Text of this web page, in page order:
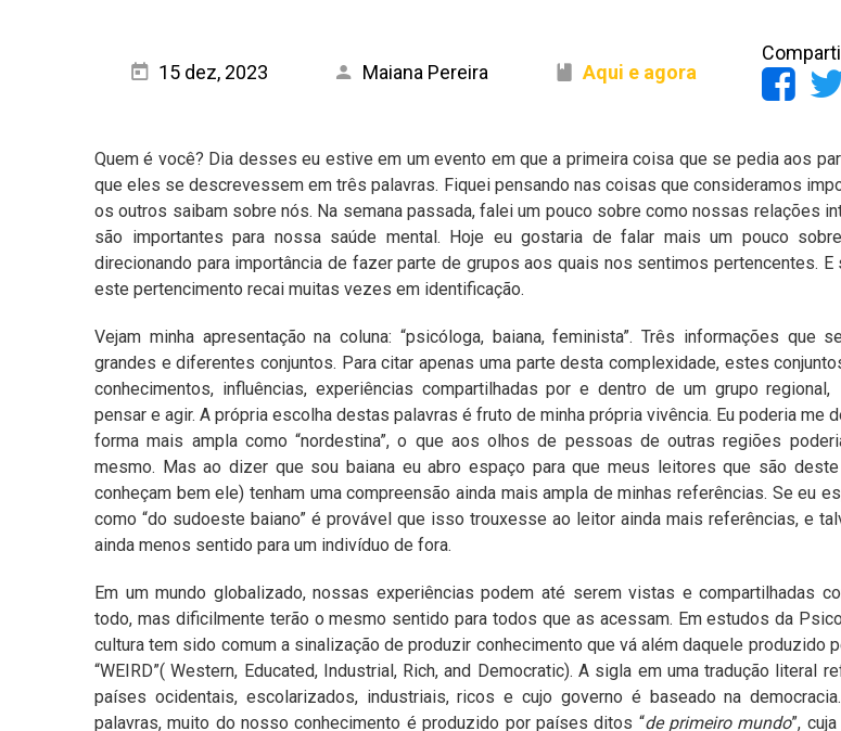
15 dez, 2023 Maiana Pereira Aqui e agora
Quem é você? Dia desses eu estive em um evento em que a primeira coisa que se pedia aos
que eles se descrevessem em três palavras. Fiquei pensando nas coisas que consideramos
os outros saibam sobre nós. Na semana passada, falei um pouco sobre como nossas relações
são importantes para nossa saúde mental. Hoje eu gostaria de falar mais um pouco
direcionando para importância de fazer parte de grupos aos quais nos sentimos pertencentes. E
este pertencimento recai muitas vezes em identificação.
Vejam minha apresentação na coluna: “psicóloga, baiana, feminista”. Três informações que
grandes e diferentes conjuntos. Para citar apenas uma parte desta complexidade, estes
conhecimentos, influências, experiências compartilhadas por e dentro de um grupo
pensar e agir. A própria escolha destas palavras é fruto de minha própria vivência. Eu poderia me
forma mais ampla como “nordestina”, o que aos olhos de pessoas de outras regiões
mesmo. Mas ao dizer que sou baiana eu abro espaço para que meus leitores que são
conheçam bem ele) tenham uma compreensão ainda mais ampla de minhas referências. Se eu
como “do sudoeste baiano” é provável que isso trouxesse ao leitor ainda mais referências, e
ainda menos sentido para um indivíduo de fora.
Em um mundo globalizado, nossas experiências podem até serem vistas e compartilhadas
todo, mas dificilmente terão o mesmo sentido para todos que as acessam. Em estudos da
cultura tem sido comum a sinalização de produzir conhecimento que vá além daquele produzido
“WEIRD”( Western, Educated, Industrial, Rich, and Democratic). A sigla em uma tradução literal
países ocidentais, escolarizados, industriais, ricos e cujo governo é baseado na
palavras, muito do nosso conhecimento é produzido por países ditos “de primeiro mundo”,